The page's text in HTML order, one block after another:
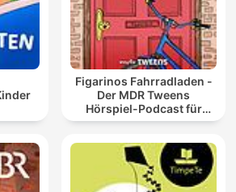
Figarinos Fahrradladen -
Der MDR Tweens
Hörspiel-Podcast für
Kinder